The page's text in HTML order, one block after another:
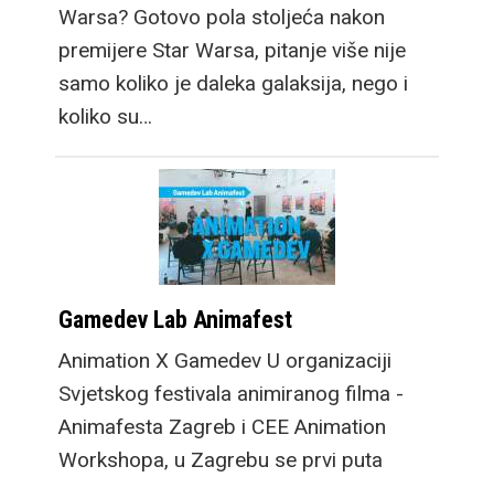
Warsa? Gotovo pola stoljeća nakon
premijere Star Warsa, pitanje više nije
samo koliko je daleka galaksija, nego i
koliko su…
Gamedev Lab Animafest
Animation X Gamedev U organizaciji
Svjetskog festivala animiranog filma -
Animafesta Zagreb i CEE Animation
Workshopa, u Zagrebu se prvi puta